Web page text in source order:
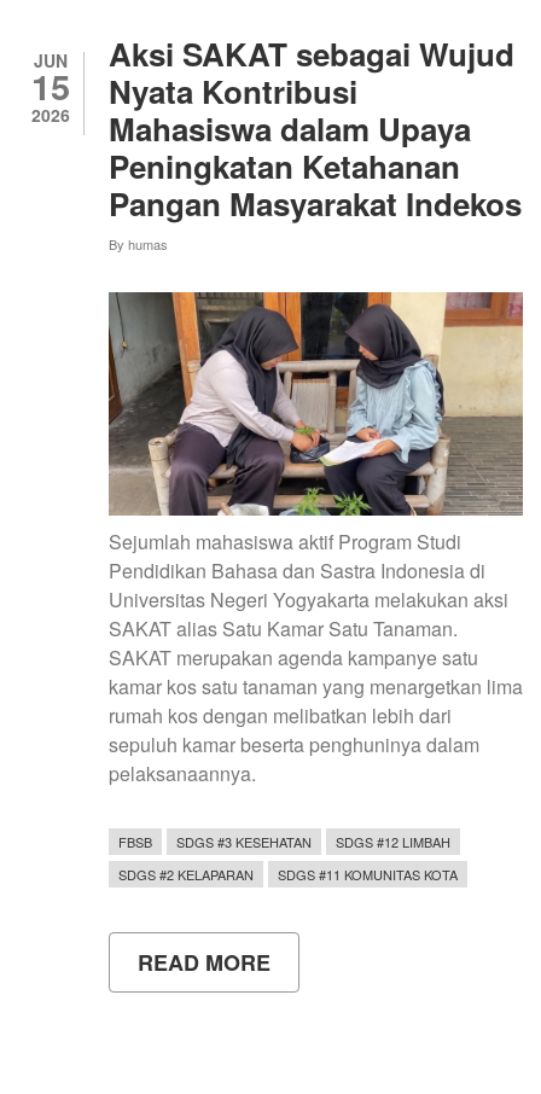
KAYA
ZAT
BESI
UNTUK
REMAJA
JUN
15
2026
Aksi SAKAT sebagai Wujud
Nyata Kontribusi
Mahasiswa dalam Upaya
Peningkatan Ketahanan
Pangan Masyarakat Indekos
By humas
Sejumlah mahasiswa aktif Program Studi
Pendidikan Bahasa dan Sastra Indonesia di
Universitas Negeri Yogyakarta melakukan aksi
SAKAT alias Satu Kamar Satu Tanaman.
SAKAT merupakan agenda kampanye satu
kamar kos satu tanaman yang menargetkan lima
rumah kos dengan melibatkan lebih dari
sepuluh kamar beserta penghuninya dalam
pelaksanaannya.
FBSB SDGS #3 KESEHATAN
SDGS #12 LIMBAH
SDGS #2 KELAPARAN
SDGS #11 KOMUNITAS KOTA
READ MORE
AKSI